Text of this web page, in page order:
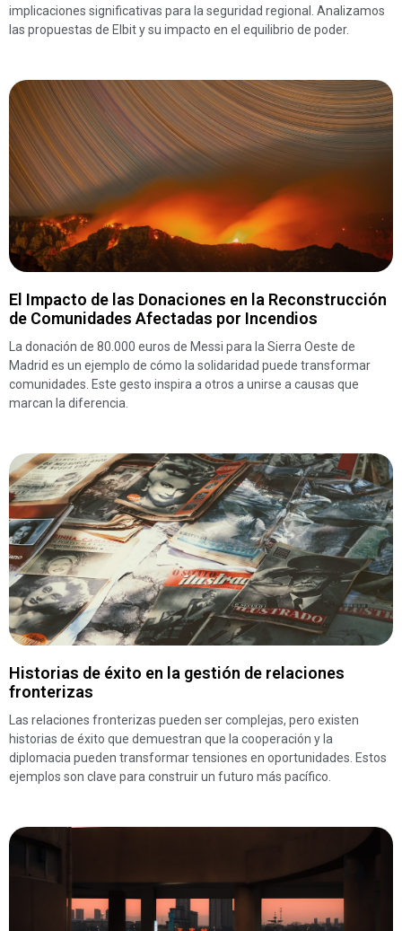
implicaciones significativas para la seguridad regional. Analizamos
las propuestas de Elbit y su impacto en el equilibrio de poder.
El Impacto de las Donaciones en la Reconstrucción
de Comunidades Afectadas por Incendios
La donación de 80.000 euros de Messi para la Sierra Oeste de
Madrid es un ejemplo de cómo la solidaridad puede transformar
comunidades. Este gesto inspira a otros a unirse a causas que
marcan la diferencia.
Historias de éxito en la gestión de relaciones
fronterizas
Las relaciones fronterizas pueden ser complejas, pero existen
historias de éxito que demuestran que la cooperación y la
diplomacia pueden transformar tensiones en oportunidades. Estos
ejemplos son clave para construir un futuro más pacífico.